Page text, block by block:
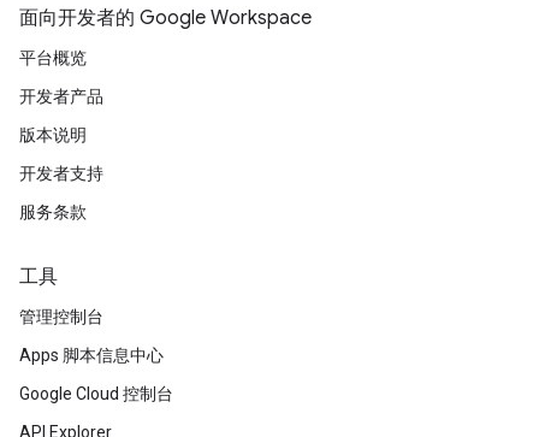
面向开发者的 Google Workspace
平台概览
开发者产品
版本说明
开发者支持
服务条款
工具
管理控制台
Apps 脚本信息中心
Google Cloud 控制台
API Explorer